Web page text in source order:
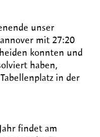
unser
mit 27:20
konnten und
haben,
in der
findet am